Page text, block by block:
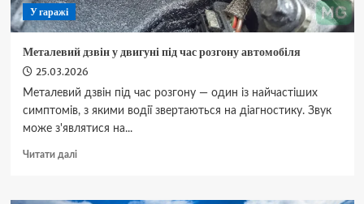
У гаражі
Металевий дзвін у двигуні під час розгону автомобіля
25.03.2026
Металевий дзвін під час розгону — один із найчастіших
симптомів, з якими водії звертаються на діагностику. Звук
може з'являтися на...
Читати даліДокладніше
дзвін